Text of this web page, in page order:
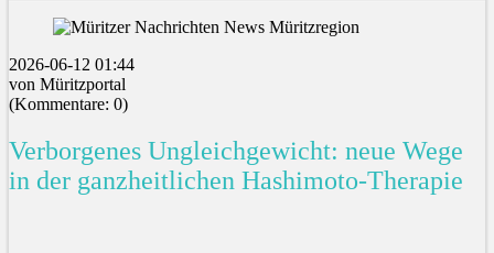
2026-06-12 01:44
von Müritzportal
(Kommentare: 0)
Verborgenes Ungleichgewicht: neue Wege
in der ganzheitlichen Hashimoto-Therapie